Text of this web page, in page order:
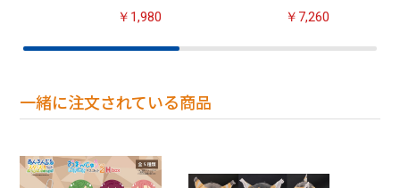
￥1,980 ￥7,260
一緒に注文されている商品